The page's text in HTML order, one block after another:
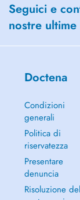
Seguici e
nostre
Doctena
Condizioni
generali
Politica di
riservatezza
Presentare
denuncia
Risoluzione